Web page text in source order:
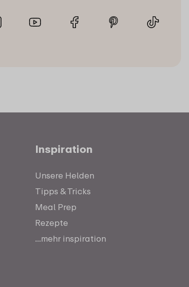
Inspiration
Unsere Helden
Tipps & Tricks
Meal Prep
Rezepte
...mehr inspiration